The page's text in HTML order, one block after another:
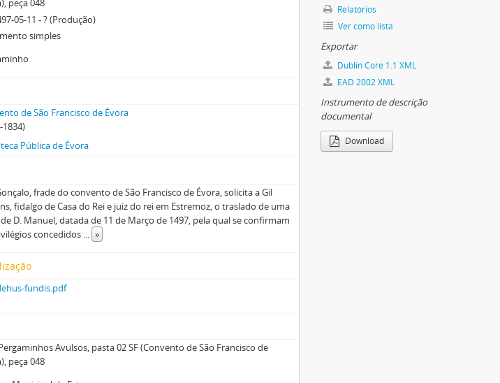
peça 048
05-11 - ? (Produção)
simples
de São Francisco de Évora
1834)
Pública de Évora
frade do convento de São Francisco de Évora, solicita a Gil
fidalgo de Casa do Rei e juiz do rei em Estremoz, o traslado de uma
D. Manuel, datada de 11 de Março de 1497, pela qual se confirmam
concedidos ... »
fundis.pdf
Avulsos, pasta 02 SF (Convento de São Francisco de
peça 048
Relatórios
Ver como lista
Exportar
Dublin Core 1.1 XML
EAD 2002 XML
Instrumento de descrição
documental
Download